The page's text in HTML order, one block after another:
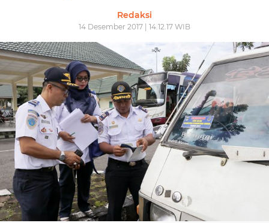
Redaksi
14 Desember 2017 | 14.12.17 WIB